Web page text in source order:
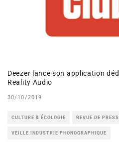
Deezer lance son application
Reality Audio
30/10/2019
CULTURE & ÉCOLOGIE REVUE DE
VEILLE INDUSTRIE PHONOGRAPHIQUE